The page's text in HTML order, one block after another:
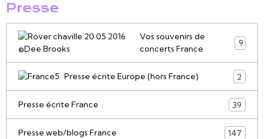
Presse
Vos souvenirs de
concerts France
9
Presse écrite Europe (hors France) 2
Presse écrite France 39
Presse web/blogs France 147